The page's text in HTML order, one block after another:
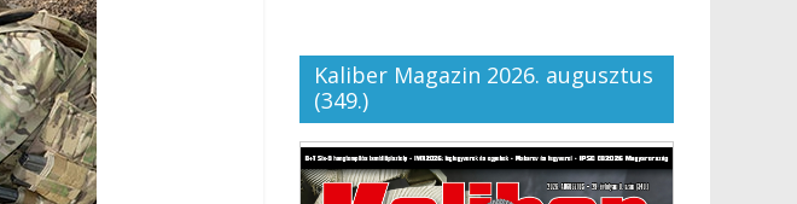
Kaliber Magazin 2026. augusztus
(349.)